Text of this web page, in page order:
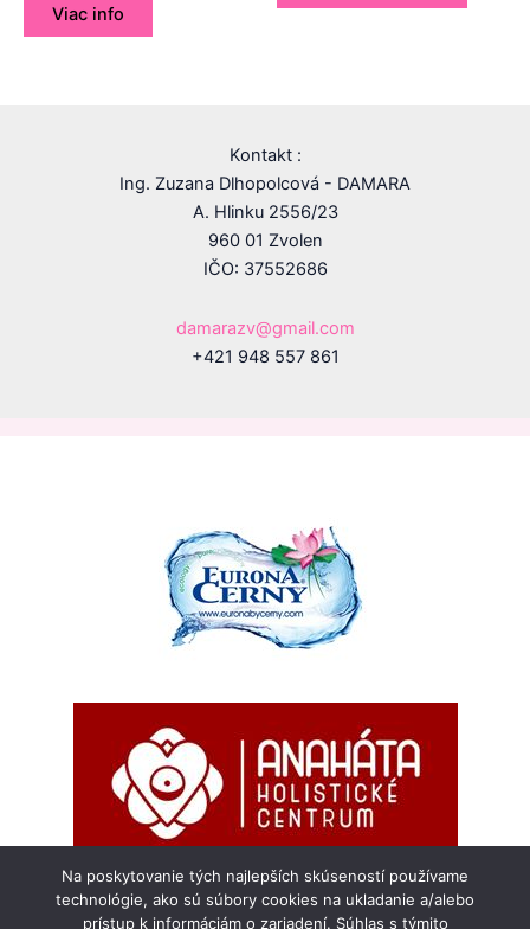
Viac info
Kontakt :
Ing. Zuzana Dlhopolcová - DAMARA
A. Hlinku 2556/23
960 01 Zvolen
IČO: 37552686
damarazv@gmail.com
+421 948 557 861
Na poskytovanie tých najlepších skúseností používame
technológie, ako sú súbory cookies na ukladanie a/alebo
prístup k informáciám o zariadení. Súhlas s týmito